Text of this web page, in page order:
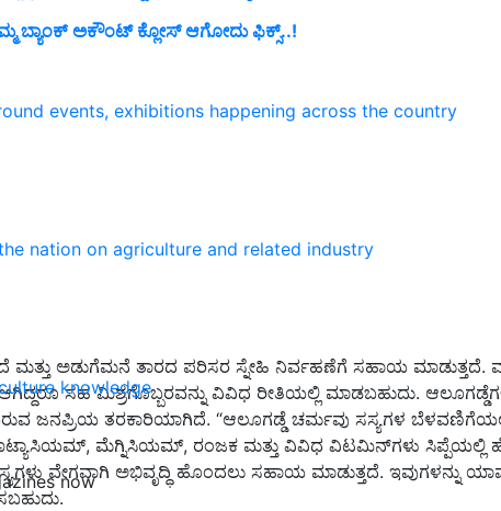
events, exhibitions happening across the country
nation on agriculture and related industry
knowledge
now
ಬ್ಯಾಂಕ್ ಅಕೌಂಟ್ ಕ್ಲೋಸ್ ಆಗೋದು ಫಿಕ್ಸ್..!
ಮತ್ತು ಅಡುಗೆಮನೆ ತಾರದ ಪರಿಸರ ಸ್ನೇಹಿ ನಿರ್ವಹಣೆಗೆ ಸಹಾಯ ಮಾಡುತ್ತದೆ.
ಸಹ ಮಿಶ್ರಗೊಬ್ಬರವನ್ನು ವಿವಿಧ ರೀತಿಯಲ್ಲಿ ಮಾಡಬಹುದು.
ಜನಪ್ರಿಯ ತರಕಾರಿಯಾಗಿದೆ. “ಆಲೂಗಡ್ಡೆ ಚರ್ಮವು ಸಸ್ಯಗಳ
ಪೊಟ್ಯಾಸಿಯಮ್, ಮೆಗ್ನಿಸಿಯಮ್, ರಂಜಕ ಮತ್ತು ವಿವಿಧ ವಿಟಮಿನ್‌ಗಳು ಸಿಪ್ಪೆಯಲ್ಲಿ
ವೇಗವಾಗಿ ಅಭಿವೃದ್ಧಿ ಹೊಂದಲು ಸಹಾಯ ಮಾಡುತ್ತದೆ. ಇವುಗಳನ್ನು